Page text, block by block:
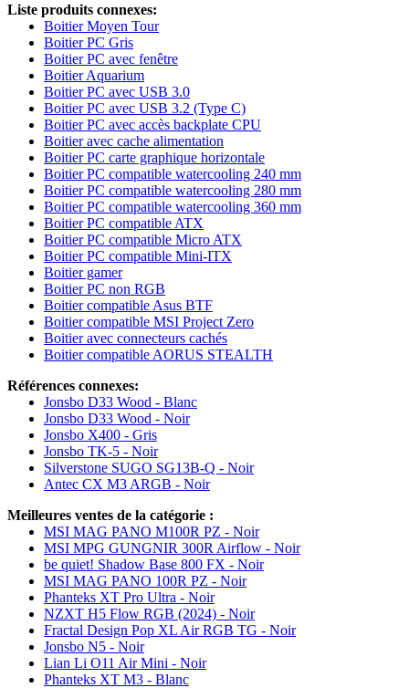
Liste produits connexes:
Boitier Moyen Tour
Boitier PC Gris
Boitier PC avec fenêtre
Boitier Aquarium
Boitier PC avec USB 3.0
Boitier PC avec USB 3.2 (Type C)
Boitier PC avec accès backplate CPU
Boitier avec cache alimentation
Boitier PC carte graphique horizontale
Boitier PC compatible watercooling 240 mm
Boitier PC compatible watercooling 280 mm
Boitier PC compatible watercooling 360 mm
Boitier PC compatible ATX
Boitier PC compatible Micro ATX
Boitier PC compatible Mini-ITX
Boitier gamer
Boitier PC non RGB
Boitier compatible Asus BTF
Boitier compatible MSI Project Zero
Boitier avec connecteurs cachés
Boitier compatible AORUS STEALTH
Références connexes:
Jonsbo D33 Wood - Blanc
Jonsbo D33 Wood - Noir
Jonsbo X400 - Gris
Jonsbo TK-5 - Noir
Silverstone SUGO SG13B-Q - Noir
Antec CX M3 ARGB - Noir
Meilleures ventes de la catégorie :
MSI MAG PANO M100R PZ - Noir
MSI MPG GUNGNIR 300R Airflow - Noir
be quiet! Shadow Base 800 FX - Noir
MSI MAG PANO 100R PZ - Noir
Phanteks XT Pro Ultra - Noir
NZXT H5 Flow RGB (2024) - Noir
Fractal Design Pop XL Air RGB TG - Noir
Jonsbo N5 - Noir
Lian Li O11 Air Mini - Noir
Phanteks XT M3 - Blanc